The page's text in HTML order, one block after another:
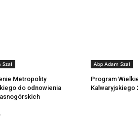
Szal
Metropolity
do odnowienia
Abp Adam Szal
Program
Kalwaryjskiego